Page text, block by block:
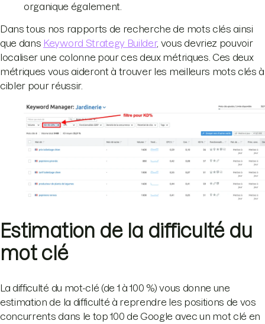
organique également.
Dans tous nos rapports de recherche de mots clés ainsi
que dans Keyword Strategy Builder, vous devriez pouvoir
localiser une colonne pour ces deux métriques. Ces deux
métriques vous aideront à trouver les meilleurs mots clés à
cibler pour réussir.
Estimation de la difficulté du
mot clé
La difficulté du mot-clé (de 1 à 100 %) vous donne une
estimation de la difficulté à reprendre les positions de vos
concurrents dans le top 100 de Google avec un mot clé en